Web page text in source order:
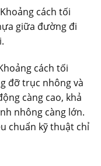
cách tối
giữa đường đi
cách tối
đỡ trục nhông và
càng cao, khả
nhông càng lớn.
chuẩn kỹ thuật chỉ